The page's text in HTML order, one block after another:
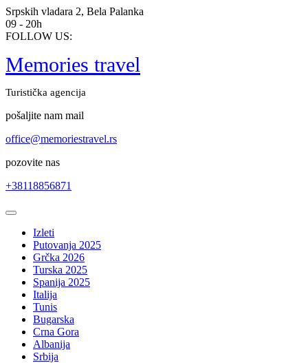
Skip
to
content
Srpskih vladara 2, Bela Palanka
09 - 20h
FOLLOW US:
Memories travel
Turistička agencija
pošaljite nam mail
office@memoriestravel.rs
pozovite nas
+38118856871
Open
ButtonIzleti
Putovanja 2025
Grčka 2026
Turska 2025
Spanija 2025
Italija
Tunis
Bugarska
Crna Gora
Albanija
Srbija